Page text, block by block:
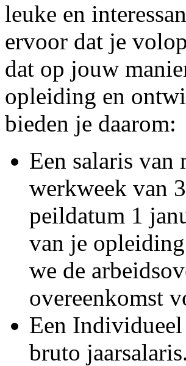
leuke en
ervoor dat je
dat op jouw
opleiding en
bieden je daarom:
Een salaris van
werkweek van
peildatum 1
van je
we de
overeenkomst
Een
bruto